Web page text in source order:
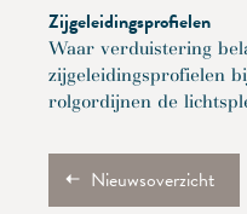
Zijgeleidingsprofielen
Waar verduistering
zijgeleidingsprofielen
rolgordijnen de
Nieuwsoverzicht